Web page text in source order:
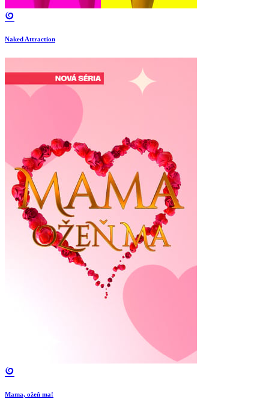
Naked Attraction
Mama, ožeň ma!